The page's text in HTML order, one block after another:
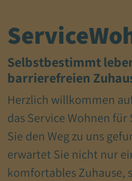
Selbstbestimmt
barrierefreien
Herzlich willkommen
das Service Wohnen
Sie den Weg zu uns
erwartet Sie nicht nur
komfortables Zuhause,